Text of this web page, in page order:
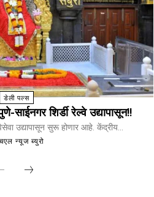
डेली पल्स
साईनगर शिर्डी रेल्वे उद्यापासून!!
उद्यापासून सुरू होणार आहे. केंद्रीय...
न्यूज ब्युरो